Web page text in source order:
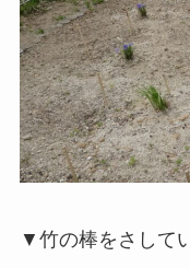
▼竹の棒をさして